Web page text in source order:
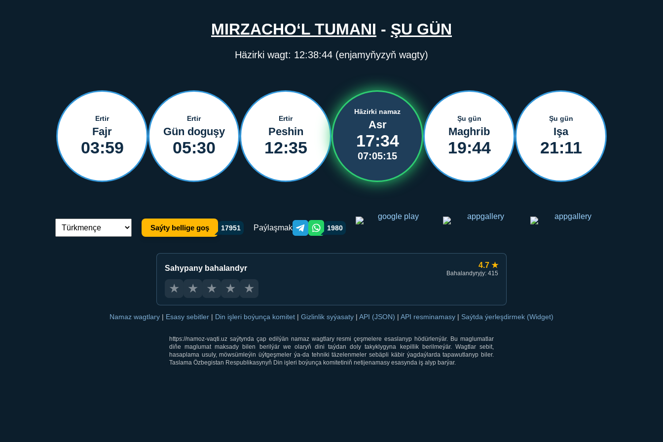
MIRZACHO‘L TUMANI - ŞU GÜN
Häzirki wagt: 12:38:44 (enjamyňyzyň wagty)
Ertir
Fajr
03:59
Ertir
Gün doguşy
05:30
Ertir
Peshin
12:35
Häzirki namaz
Asr
17:34
07:05:15
Şu gün
Maghrib
19:44
Şu gün
Işa
21:11
Dil çalşyryş: Saýty bellige goş 17951 Paýlaşmak Telegram orqali ulashish
WhatsApp orqali ulashish
1980
Sahypany bahalandyr 4.7 ★
Bahalandyryjy: 415
★ ★ ★ ★ ★
Namaz wagtlary | Esasy sebitler | Din işleri boýunça komitet | Gizlinlik syýasaty | API (JSON) | API resminamasy | Saýtda ýerleşdirmek (Widget)
https://namoz-vaqti.uz saýtynda çap edilýän namaz wagtlary resmi çeşmelere esaslanyp hödürlenýär. Bu maglumatlar
diňe maglumat maksady bilen berilýär we olaryň dini taýdan doly takyklygyna kepillik berilmeýär. Wagtlar sebit,
hasaplama usuly, möwsümleýin üýtgeşmeler ýa-da tehniki täzelenmeler sebäpli käbir ýagdaýlarda tapawutlanyp biler.
Taslama Özbegistan Respublikasynyň Din işleri boýunça komitetiniň netijenamasy esasynda iş alyp barýar.